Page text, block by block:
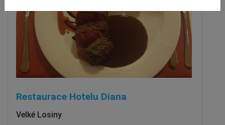
Restaurace Hotelu Diana
Velké Losiny